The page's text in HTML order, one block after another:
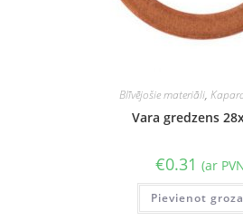
Blīvējošie materiāli,
Vara gredzens
€0.31 (ar
Pievienot